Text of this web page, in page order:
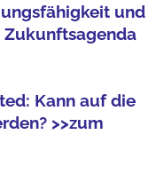
und
Zukunftsagenda
Kann auf die
>>zum